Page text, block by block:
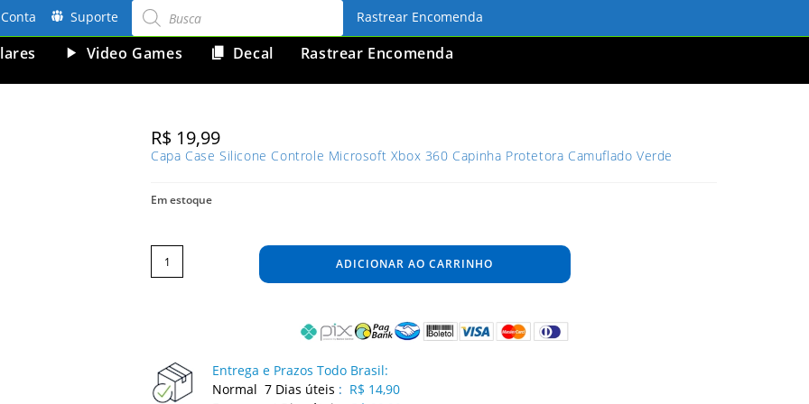
Conta Suporte produtos Rastrear Encomenda
Video Games Decal Rastrear Encomenda
R$ 19,99
Capa Case Silicone Controle Microsoft Xbox 360 Capinha Protetora Camuflado Verde
Em estoque
Capa
Case
Silicone
Controle
Microsoft
Xbox
ADICIONAR AO CARRINHO
Entrega e Prazos Todo Brasil:
Normal 7 Dias úteis : R$ 14,90